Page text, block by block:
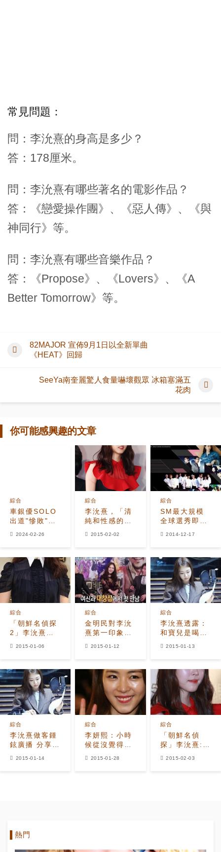
常見問題：
問：李沇熹的身高是多少？
答：178厘米。
問：李沇熹有哪些著名的電影作品？
答：《戀愛操作團》、《惡人傳》、《與
神同行》等。
問：李沇熹有哪些音樂作品？
答：《Propose》、《Lovers》、《A
Better Tomorrow》等。
82MAJOR 宣佈9月1日以全新單曲
《HEAT》回歸
SeeYa南奎麗驚人食量嚇壞觀眾 冰箱塞滿五
花肉
你可能感興趣的文章
車銀優SOLO
出道"慘敗"！
韓國音樂榜3
綜合
2024-02-26
李沇熹，「清
純和性感的完
美轉化」
綜合
2015-02-02
SM最大規模
全球選秀即將
展開旗下藝人
綜合
2014-12-17
「朝鮮名偵探
2」李沇熹，
「接過韓志旼
力」
綜合
2015-01-06
金明民對李沇
熹第一印象，
「沒打扮卻是
綜合
2015-01-12
李沇熹透露：
和寶兒是喝酒
交心的朋友
綜合
2015-01-13
李沇熹做客鍾
鉉廣播 分享瘦
身方法和美膚
綜合
2015-01-14
李妍熙：小時
候從沒覺得漂
亮，美貌升級
綜合
2015-01-28
「朝鮮名偵
探」李沇熹:出
演「九家之
綜合
2015-02-03
熱門